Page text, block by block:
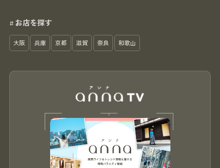
# お店を探す
大阪 兵庫 京都 滋賀 奈良 和歌山